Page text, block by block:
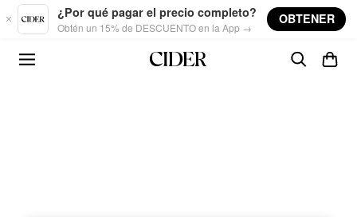
Skip to main content
¿Por qué pagar el precio completo?
Obtén un 15% de DESCUENTO en la App →
OBTENER